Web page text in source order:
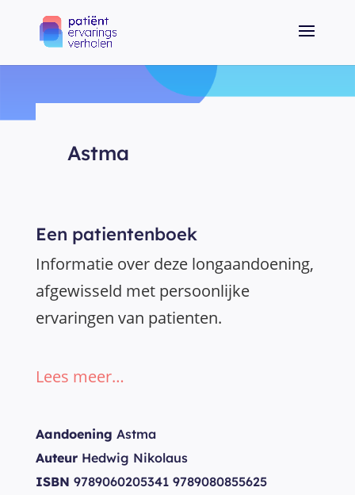
Astma
Een patientenboek
Informatie over deze longaandoening,
afgewisseld met persoonlijke
ervaringen van patienten.
Lees meer…
Aandoening Astma
Auteur Hedwig Nikolaus
ISBN 9789060205341 9789080855625